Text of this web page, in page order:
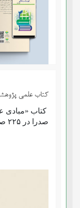
کتاب علمی
کتاب «مبادی
صدرا در ۲۲۵ صفحه روانه بازار نشر شد.